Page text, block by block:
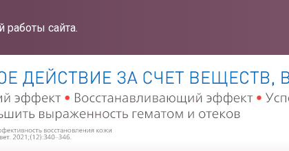
сайта.